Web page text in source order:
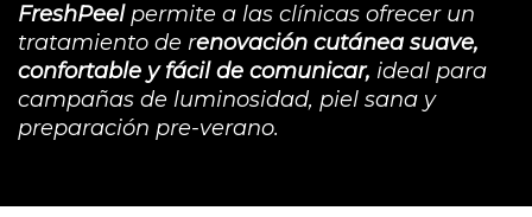
FreshPeelpermite a las clínicas ofrecer un
tratamiento de renovación cutánea suave,
confortable y fácil de comunicar, ideal para
campañas de luminosidad, piel sana y
preparación pre-verano.